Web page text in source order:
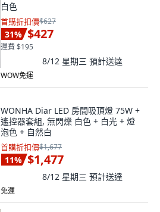
白色
首購折扣價$627
31% $427
運費 $195
8/12 星期三 預計送達
WOW免運
WONHA Diar LED 房間吸頂燈 75W +
遙控器套組, 無閃爍 白色 + 白光 + 燈
泡色 + 自然白
首購折扣價$1,677
11% $1,477
8/12 星期三 預計送達
免運